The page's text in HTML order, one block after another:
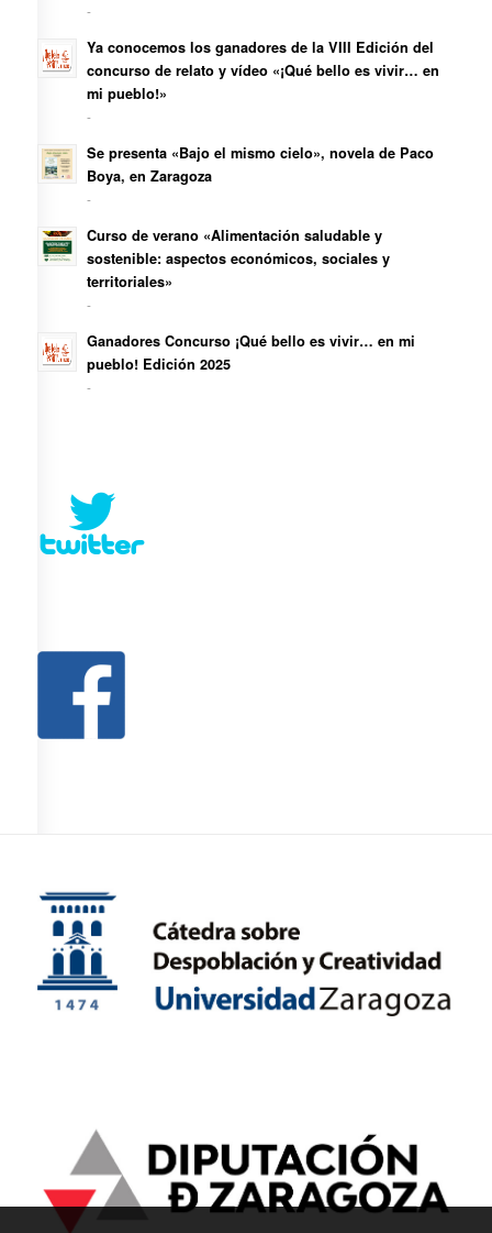
-
Ya conocemos los ganadores de la VIII Edición del
concurso de relato y vídeo «¡Qué bello es vivir… en
mi pueblo!»
-
Se presenta «Bajo el mismo cielo», novela de Paco
Boya, en Zaragoza
-
Curso de verano «Alimentación saludable y
sostenible: aspectos económicos, sociales y
territoriales»
-
Ganadores Concurso ¡Qué bello es vivir… en mi
pueblo! Edición 2025
-